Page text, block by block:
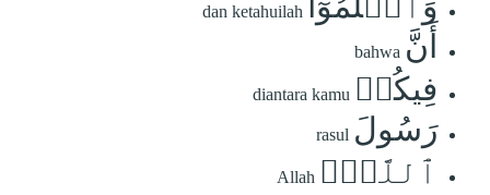
dan ketahuilah
أَنَّ bahwa
فِيكُمۡ diantara kamu
رَسُولَ rasul
ٱللَّهِۚ Allah